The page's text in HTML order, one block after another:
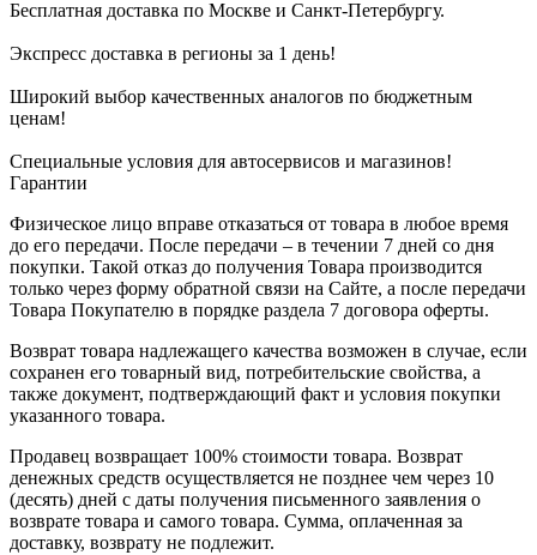
Бесплатная доставка по Москве и Санкт-Петербургу.
Экспресс доставка в регионы за 1 день!
Широкий выбор качественных аналогов по бюджетным
ценам!
Специальные условия для автосервисов и магазинов!
Гарантии
Физическое лицо вправе отказаться от товара в любое время
до его передачи. После передачи – в течении 7 дней со дня
покупки. Такой отказ до получения Товара производится
только через форму обратной связи на Сайте, а после передачи
Товара Покупателю в порядке раздела 7 договора оферты.
Возврат товара надлежащего качества возможен в случае, если
сохранен его товарный вид, потребительские свойства, а
также документ, подтверждающий факт и условия покупки
указанного товара.
Продавец возвращает 100% стоимости товара. Возврат
денежных средств осуществляется не позднее чем через 10
(десять) дней с даты получения письменного заявления о
возврате товара и самого товара. Сумма, оплаченная за
доставку, возврату не подлежит.